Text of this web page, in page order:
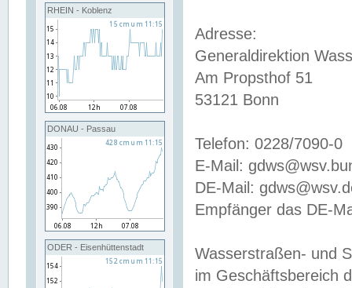
RHEIN - Koblenz
DONAU - Passau
ODER - Eisenhüttenstadt
Adresse:
Generaldirektion
Am Propsthof 51
53121 Bonn
Telefon: 0228/7090-0
E-Mail:
DE-Mail:
Empfänger das DE-
Wasserstraßen- und
im Geschäftsbereich